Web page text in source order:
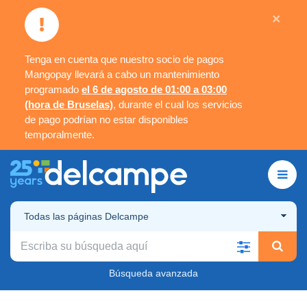
Tenga en cuenta que nuestro socio de pagos
Mangopay llevará a cabo un mantenimiento
programado el 6 de agosto de 01:00 a 03:00
(hora de Bruselas), durante el cual los servicios
de pago podrían no estar disponibles
temporalmente.
×
Todas las páginas Delcampe
Búsqueda avanzada